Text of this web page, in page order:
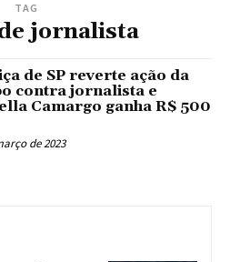
TAG
jornalista
de SP reverte ação da
contra jornalista e
Camargo ganha R$ 500
de 2023